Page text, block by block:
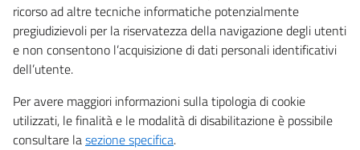
ricorso ad altre tecniche informatiche potenzialmente
pregiudizievoli per la riservatezza della navigazione degli utenti
e non consentono l’acquisizione di dati personali identificativi
dell’utente.
Per avere maggiori informazioni sulla tipologia di cookie
utilizzati, le finalità e le modalità di disabilitazione è possibile
consultare lasezione specifica.